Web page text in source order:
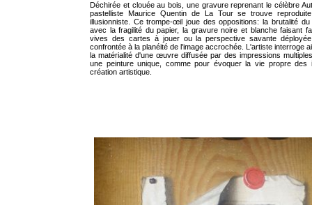
Déchirée et clouée au bois, une gravure reprenant le célèbre
pastelliste Maurice Quentin de La Tour se trouve
illusionniste. Ce trompe-œil joue des oppositions: la brutalité
avec la fragilité du papier, la gravure noire et blanche faisant
vives des cartes à jouer ou la perspective savante
confrontée à la planéité de l'image accrochée. L'artiste interroge
la matérialité d'une œuvre diffusée par des impressions
une peinture unique, comme pour évoquer la vie propre des
création artistique.